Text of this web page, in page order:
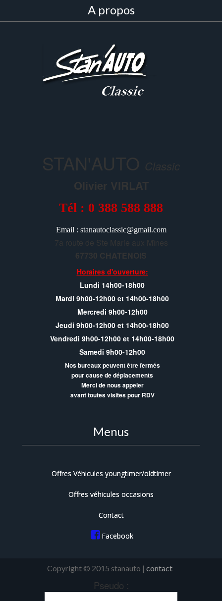
A propos
STAN'AUTO Classic
Olivier VIRLAT
Tél : 0 388 588 888
Email : stanautoclassic@gmail.com
7a route de Ste Marie aux Mînes
67730 CHATENOIS
Horaires d'ouverture:
Lundi 14h00-18h00
Mardi 9h00-12h00 et 14h00-18h00
Mercredi 9h00-12h00
Jeudi 9h00-12h00 et 14h00-18h00
Vendredi 9h00-12h00 et 14h00-18h00
Samedi 9h00-12h00
Nos bureaux peuvent être fermés
pour cause de déplacements
Merci de nous appeler
avant toutes visites pour RDV
Menus
Offres Véhicules youngtimer/oldtimer
Offres véhicules occasions
Contact
Facebook
Copyright © 2015 stanauto | contact
Pseudo :